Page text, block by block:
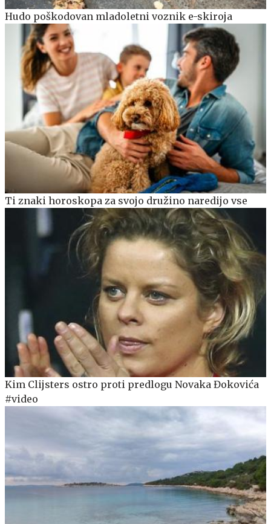
Hudo poškodovan mladoletni voznik e-skiroja
Ti znaki horoskopa za svojo družino naredijo vse
Kim Clijsters ostro proti predlogu Novaka Đokovića
#video